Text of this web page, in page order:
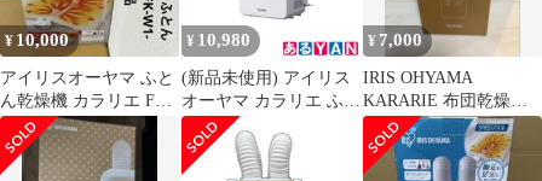
¥ 10,000
アイリスオーヤマ ふと
ん乾燥機 カラリエ FK-
W1-WP 未使用品
¥ 10,980
(新品未使用) アイリス
オーヤマ カラリエ ふと
ん乾燥機 FK-W2-W ホ
ワイト ツインノズル く
つ乾燥対応
¥ 7,000
IRIS OHYAMA
KARARIE 布団乾燥機
FK-EC2-W